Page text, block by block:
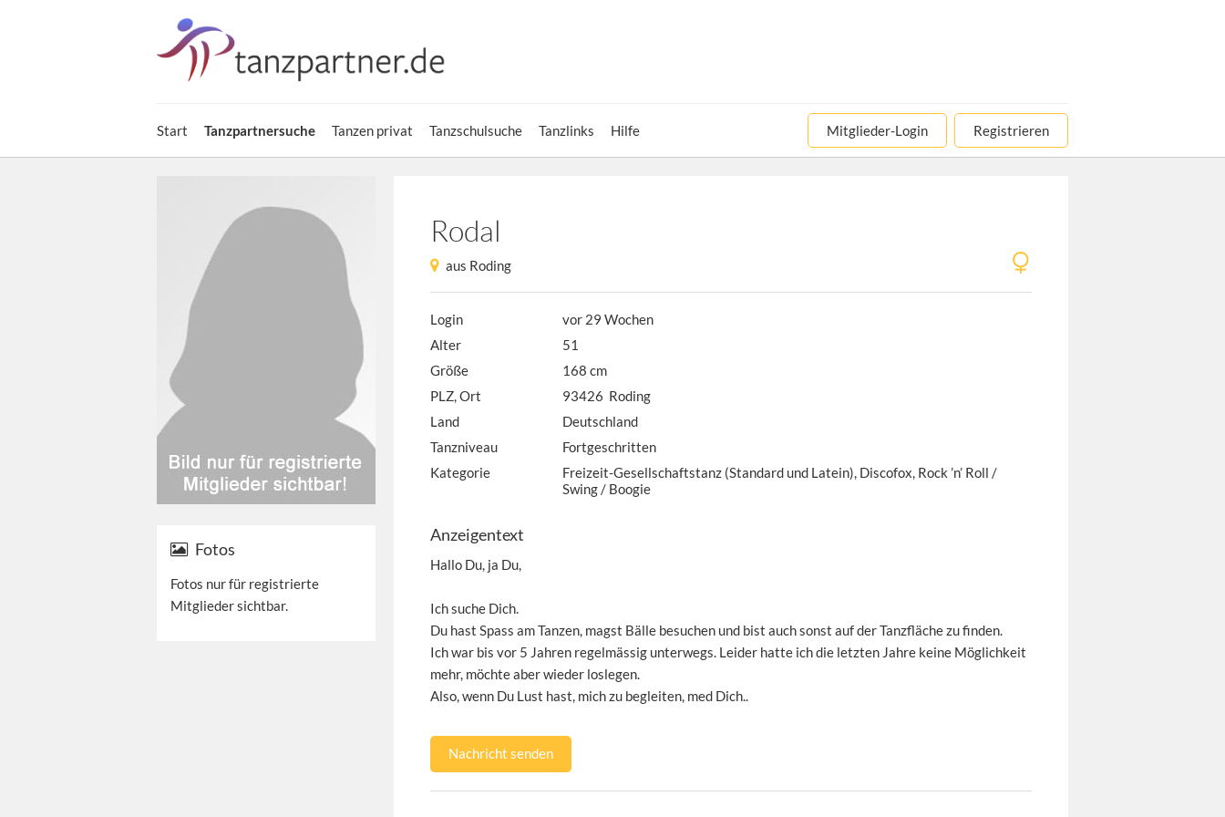
Start Tanzpartnersuche Tanzen privat Tanzschulsuche Tanzlinks Hilfe Mitglieder-Login Registrieren
Fotos
Fotos nur für registrierte
Mitglieder sichtbar.
Rodal
aus Roding
Login
vor 29 Wochen
Alter
51
Größe
168 cm
PLZ, Ort
93426 Roding
Land
Deutschland
Tanzniveau
Fortgeschritten
Kategorie
Freizeit-Gesellschaftstanz (Standard und Latein), Discofox, Rock ’n’ Roll /
Swing / Boogie
Anzeigentext
Hallo Du, ja Du,
Ich suche Dich.
Du hast Spass am Tanzen, magst Bälle besuchen und bist auch sonst auf der Tanzfläche zu finden.
Ich war bis vor 5 Jahren regelmässig unterwegs. Leider hatte ich die letzten Jahre keine Möglichkeit
mehr, möchte aber wieder loslegen.
Also, wenn Du Lust hast, mich zu begleiten, med Dich..
Nachricht senden